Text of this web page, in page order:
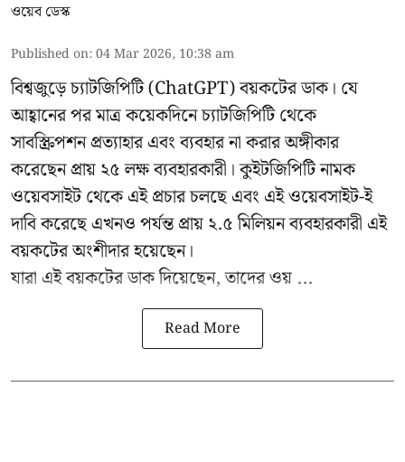
ওয়েব ডেস্ক
Published on:04 Mar 2026, 10:38 am
বিশ্বজুড়ে চ্যাটজিপিটি (ChatGPT) বয়কটের ডাক। যে
আহ্বানের পর মাত্র কয়েকদিনে চ্যাটজিপিটি থেকে
সাবস্ক্রিপশন প্রত্যাহার এবং ব্যবহার না করার অঙ্গীকার
করেছেন প্রায় ২৫ লক্ষ ব্যবহারকারী।কুইটজিপিটিনামক
ওয়েবসাইট থেকে এই প্রচার চলছে এবং এই ওয়েবসাইট-ই
দাবি করেছে এখনও পর্যন্ত প্রায় ২.৫ মিলিয়ন ব্যবহারকারী এই
বয়কটের অংশীদার হয়েছেন।
যারা এই বয়কটের ডাক দিয়েছেন, তাদের ওয় ...
Read More